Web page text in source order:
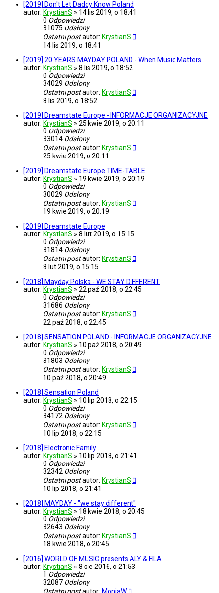
[2019] Don't Let Daddy Know Poland
autor: KrystianS » 14 lis 2019, o 18:41
0 Odpowiedzi
31075 Odsłony
Ostatni postautor: KrystianS
14 lis 2019, o 18:41
[2019] 20 YEARS MAYDAY POLAND - When Music Matters
autor: KrystianS » 8 lis 2019, o 18:52
0 Odpowiedzi
34029 Odsłony
Ostatni postautor: KrystianS
8 lis 2019, o 18:52
[2019] Dreamstate Europe - INFORMACJE ORGANIZACYJNE
autor: KrystianS » 25 kwie 2019, o 20:11
0 Odpowiedzi
33014 Odsłony
Ostatni postautor: KrystianS
25 kwie 2019, o 20:11
[2019] Dreamstate Europe TIME-TABLE
autor: KrystianS » 19 kwie 2019, o 20:19
0 Odpowiedzi
30029 Odsłony
Ostatni postautor: KrystianS
19 kwie 2019, o 20:19
[2019] Dreamstate Europe
autor: KrystianS » 8 lut 2019, o 15:15
0 Odpowiedzi
31814 Odsłony
Ostatni postautor: KrystianS
8 lut 2019, o 15:15
[2018] Mayday Polska - WE STAY DIFFERENT
autor: KrystianS » 22 paź 2018, o 22:45
0 Odpowiedzi
31686 Odsłony
Ostatni postautor: KrystianS
22 paź 2018, o 22:45
[2018] SENSATION POLAND - INFORMACJE ORGANIZACYJNE
autor: KrystianS » 10 paź 2018, o 20:49
0 Odpowiedzi
31803 Odsłony
Ostatni postautor: KrystianS
10 paź 2018, o 20:49
[2018] Sensation Poland
autor: KrystianS » 10 lip 2018, o 22:15
0 Odpowiedzi
34172 Odsłony
Ostatni postautor: KrystianS
10 lip 2018, o 22:15
[2018] Electronic Family
autor: KrystianS » 10 lip 2018, o 21:41
0 Odpowiedzi
32342 Odsłony
Ostatni postautor: KrystianS
10 lip 2018, o 21:41
[2018] MAYDAY - "we stay different"
autor: KrystianS » 18 kwie 2018, o 20:45
0 Odpowiedzi
32643 Odsłony
Ostatni postautor: KrystianS
18 kwie 2018, o 20:45
[2016] WORLD OF MUSIC presents ALY & FILA
autor: KrystianS » 8 sie 2016, o 21:53
1 Odpowiedzi
32087 Odsłony
Ostatni postautor: MoniaW